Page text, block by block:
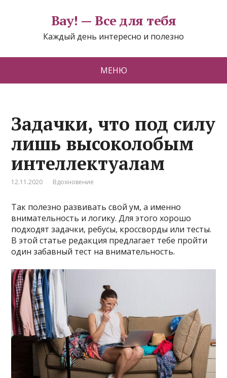
Вау! — Все для тебя
Каждый день интересно и полезно
МЕНЮ
Задачки, что под силу
лишь высоколобым
интеллектуалам
12.11.2020 Вдохновение
Так полезно развивать свой ум, а именно
внимательность и логику. Для этого хорошо
подходят задачки, ребусы, кроссворды или тесты.
В этой статье редакция предлагает тебе пройти
один забавный тест на внимательность.